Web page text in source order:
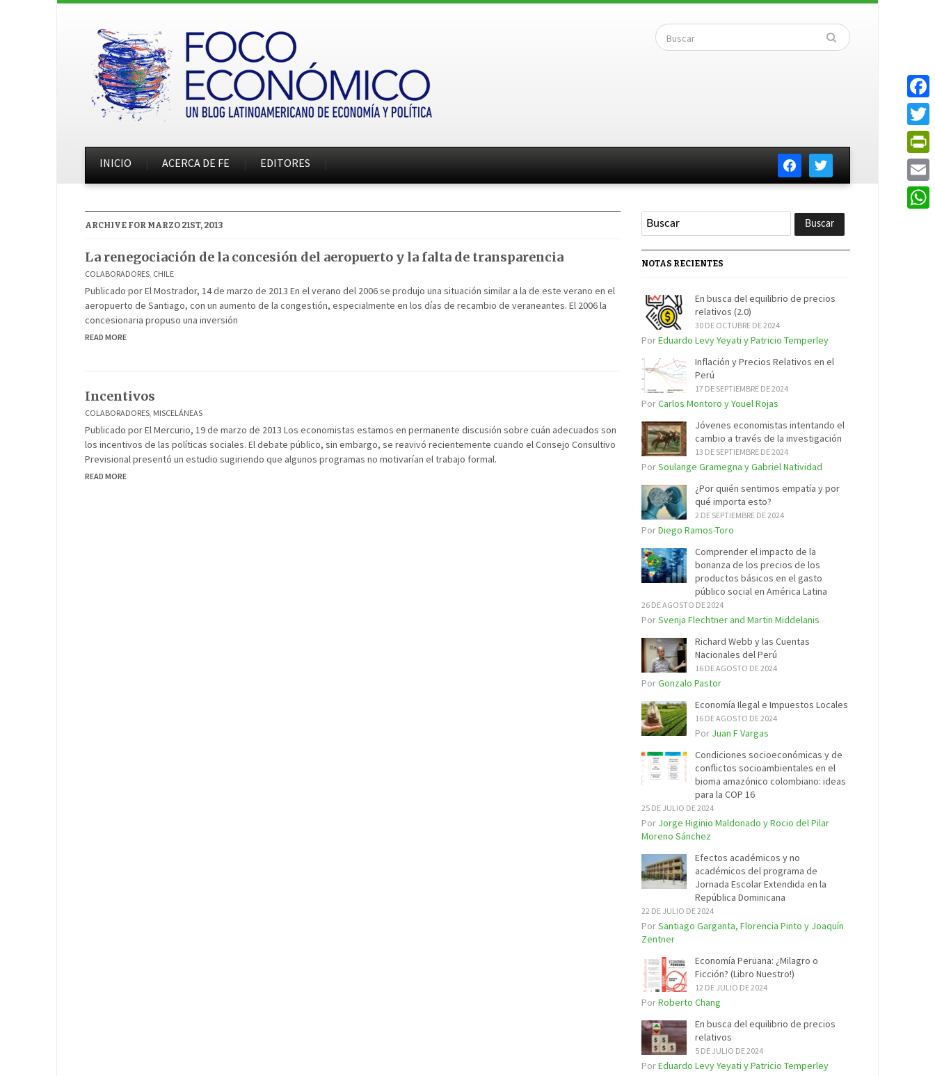
facebooktwitter
INICIO ACERCA DE FE EDITORES
ARCHIVE FOR MARZO 21ST, 2013
La renegociación de la concesión del aeropuerto y la falta de transparencia
COLABORADORES, CHILE
Publicado por El Mostrador, 14 de marzo de 2013 En el verano del 2006 se produjo una situación similar a la de este verano en el
aeropuerto de Santiago, con un aumento de la congestión, especialmente en los días de recambio de veraneantes. El 2006 la
concesionaria propuso una inversión
READ MORE
Incentivos
COLABORADORES, MISCELÁNEAS
Publicado por El Mercurio, 19 de marzo de 2013 Los economistas estamos en permanente discusión sobre cuán adecuados son
los incentivos de las políticas sociales. El debate público, sin embargo, se reavivó recientemente cuando el Consejo Consultivo
Previsional presentó un estudio sugiriendo que algunos programas no motivarían el trabajo formal.
READ MORE
NOTAS RECIENTES
En busca del equilibrio de precios
relativos (2.0)
30 DE OCTUBRE DE 2024
PorEduardo Levy Yeyati y Patricio Temperley
Inflación y Precios Relativos en el
Perú
17 DE SEPTIEMBRE DE 2024
PorCarlos Montoro y Youel Rojas
Jóvenes economistas intentando el
cambio a través de la investigación
13 DE SEPTIEMBRE DE 2024
PorSoulange Gramegna y Gabriel Natividad
¿Por quién sentimos empatía y por
qué importa esto?
2 DE SEPTIEMBRE DE 2024
PorDiego Ramos-Toro
Comprender el impacto de la
bonanza de los precios de los
productos básicos en el gasto
público social en América Latina
26 DE AGOSTO DE 2024
PorSvenja Flechtner and Martin Middelanis
Richard Webb y las Cuentas
Nacionales del Perú
16 DE AGOSTO DE 2024
PorGonzalo Pastor
Economía Ilegal e Impuestos Locales
16 DE AGOSTO DE 2024
Por Juan F Vargas
Condiciones socioeconómicas y de
conflictos socioambientales en el
bioma amazónico colombiano: ideas
para la COP 16
25 DE JULIO DE 2024
Por Jorge Higinio Maldonado y Rocio del Pilar
Moreno Sánchez
Efectos académicos y no
académicos del programa de
Jornada Escolar Extendida en la
República Dominicana
22 DE JULIO DE 2024
PorSantiago Garganta, Florencia Pinto y Joaquín
Zentner
Economía Peruana: ¿Milagro o
Ficción? (Libro Nuestro!)
12 DE JULIO DE 2024
PorRoberto Chang
En busca del equilibrio de precios
relativos
5 DE JULIO DE 2024
PorEduardo Levy Yeyati y Patricio Temperley
Email